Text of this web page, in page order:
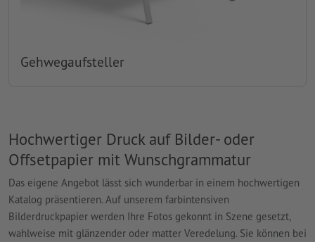
Hochwertiger Druck auf Bilder- oder
Offsetpapier mit Wunschgrammatur
Das eigene Angebot lässt sich wunderbar in einem hochwertigen
Katalog präsentieren. Auf unserem farbintensiven
Bilderdruckpapier werden Ihre Fotos gekonnt in Szene gesetzt,
wahlweise mit glänzender oder matter Veredelung. Sie können bei
Gehwegaufsteller